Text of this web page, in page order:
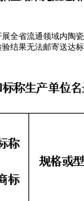
全省流通领域内陶
结果无法邮寄送达